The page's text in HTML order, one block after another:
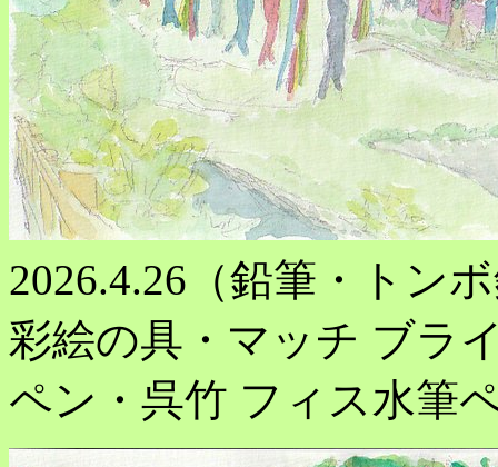
2026.4.26（鉛筆・トン
彩絵の具・マッチ ブラ
ペン・呉竹 フィス水筆